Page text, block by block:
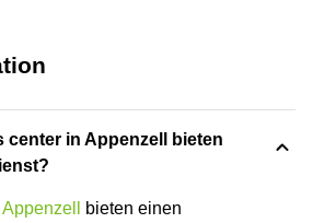
in Appenzell bieten
bieten einen